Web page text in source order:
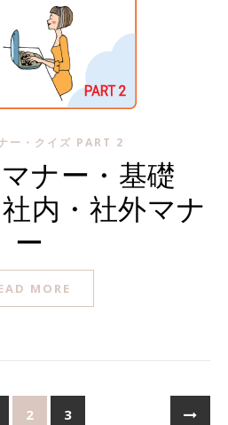
ー・クイズ PART 2
ナー・基礎
内・社外マナ
ー
MORE
2 3